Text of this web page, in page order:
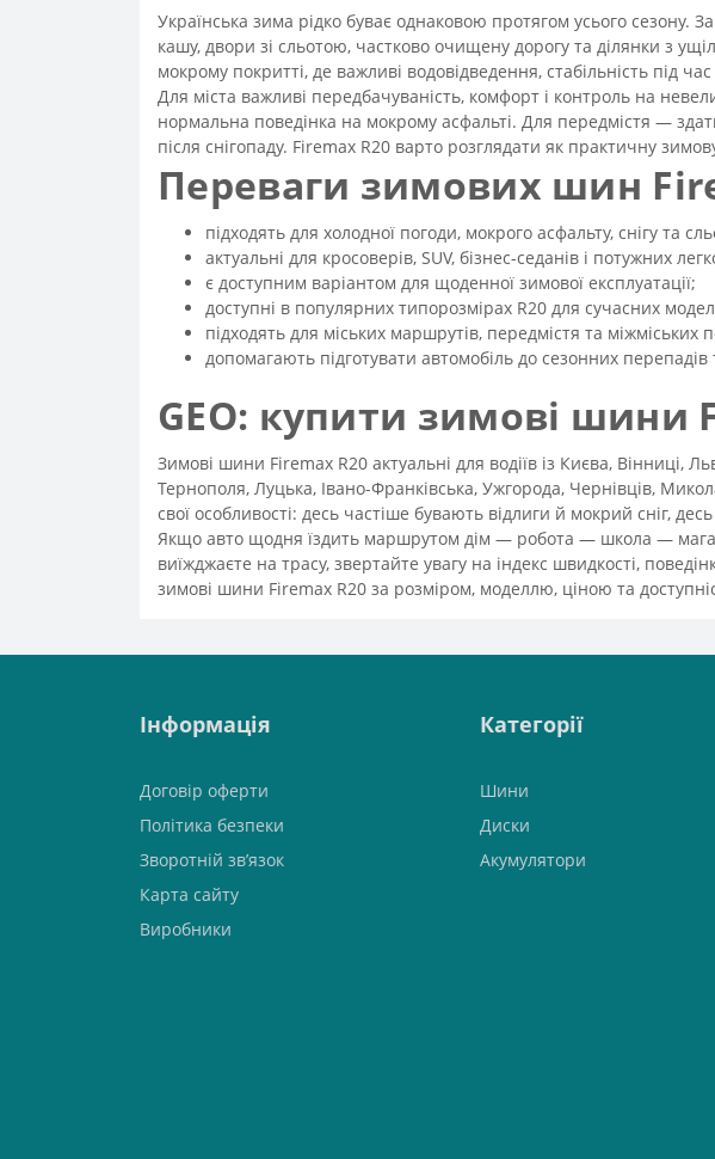
Українська зима рідко буває однаковою протягом усього сезону.
кашу, двори зі сльотою, частково очищену дорогу та ділянки з
мокрому покритті, де важливі водовідведення, стабільність під
Для міста важливі передбачуваність, комфорт і контроль на
нормальна поведінка на мокрому асфальті. Для передмістя —
після снігопаду. Firemax R20 варто розглядати як практичну
Переваги зимових шин
підходять для холодної погоди, мокрого асфальту, снігу та
актуальні для кросоверів, SUV, бізнес-седанів і потужних
є доступним варіантом для щоденної зимової експлуатації;
доступні в популярних типорозмірах R20 для сучасних
підходять для міських маршрутів, передмістя та міжміських
допомагають підготувати автомобіль до сезонних
GEO: купити зимові шини
Зимові шини Firemax R20 актуальні для водіїв із Києва,
Тернополя, Луцька, Івано-Франківська, Ужгорода, Чернівців,
свої особливості: десь частіше бувають відлиги й мокрий сніг,
Якщо авто щодня їздить маршрутом дім — робота — школа —
виїжджаєте на трасу, звертайте увагу на індекс швидкості,
зимові шини Firemax R20 за розміром, моделлю, ціною та
Інформація
Договір оферти
Політика безпеки
Зворотній зв’язок
Карта сайту
Виробники
Категорії
Шини
Диски
Акумулятори